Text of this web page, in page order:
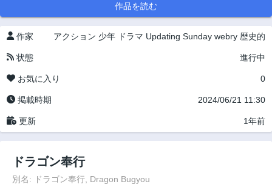
作品を読む
作家 アクション 少年 ドラマ Updating Sunday webry 歴史的
状態 進行中
お気に入り 0
掲載時期 2024/06/21 11:30
更新 1年前
ドラゴン奉行
別名: ドラゴン奉行, Dragon Bugyou